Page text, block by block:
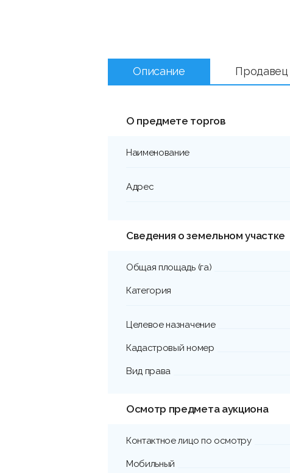
Описание Продавец
О предмете торгов
Наименование
Адрес
Сведения о земельном участке
Общая площадь (га)
Категория
Целевое назначение
Кадастровый номер
Вид права
Осмотр предмета аукциона
Контактное лицо по осмотру
Мобильный